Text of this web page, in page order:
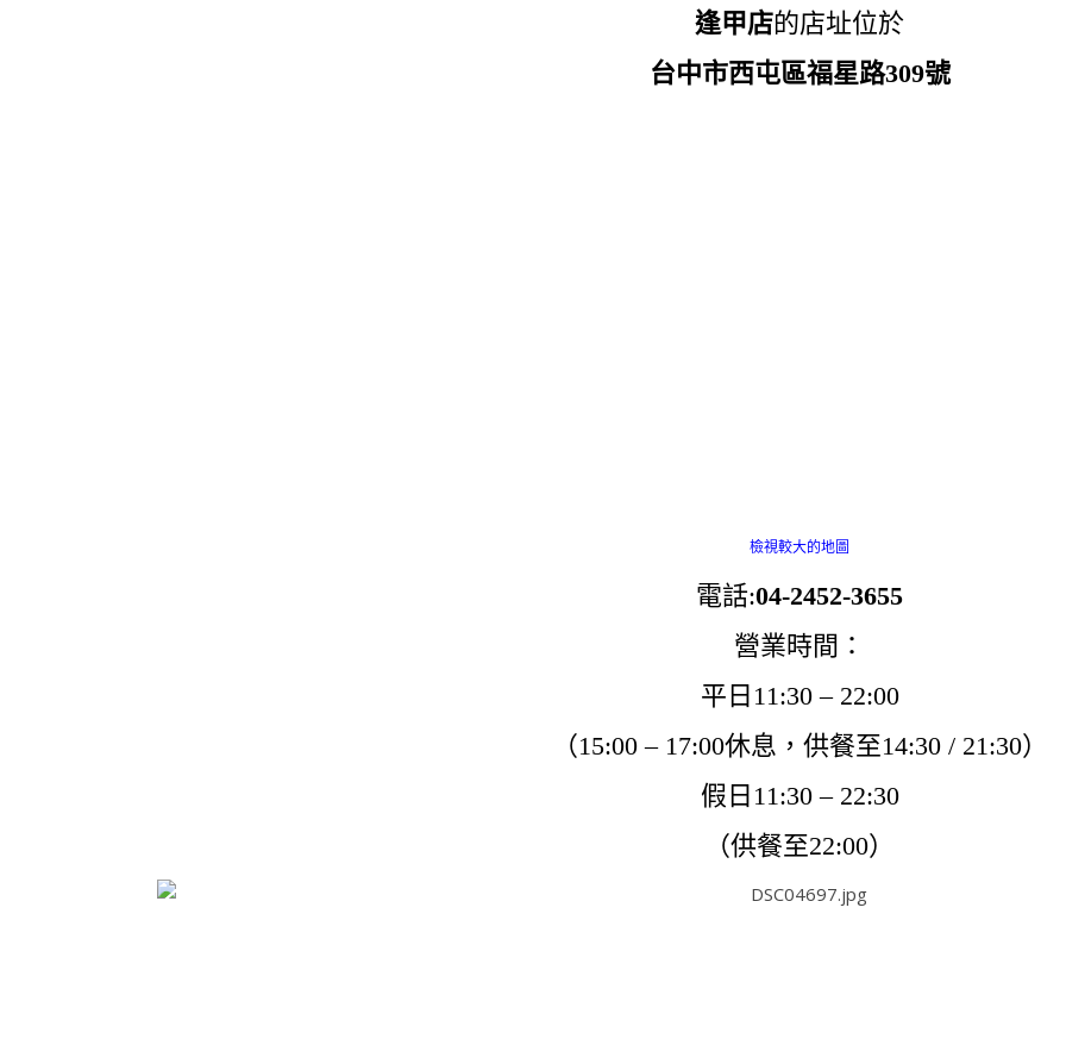
逢甲店的店址位於
台中市西屯區福星路309號
檢視較大的地圖
電話:04-2452-3655
營業時間：
平日11:30 – 22:00
（15:00 – 17:00休息，供餐至14:30 / 21:30）
假日11:30 – 22:30
（供餐至22:00）